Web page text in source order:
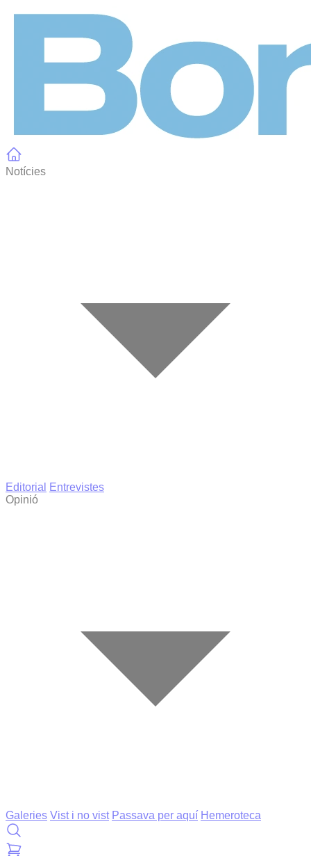
Notícies
Editorial
Entrevistes
Opinió
Galeries Vist i no vist Passava per aquí Hemeroteca